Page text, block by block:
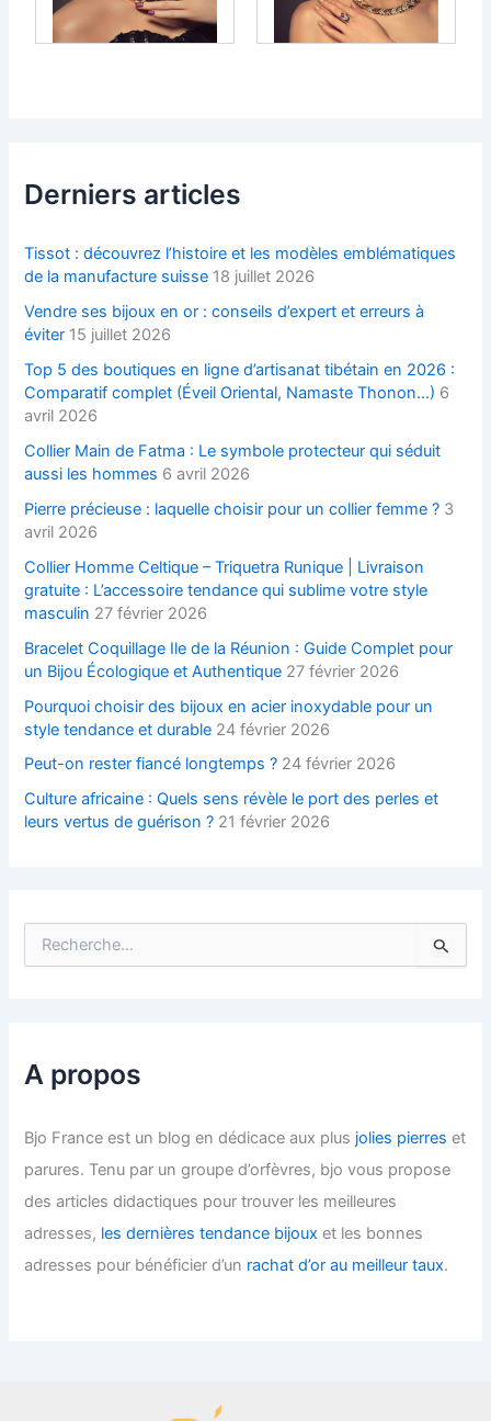
Derniers articles
Tissot : découvrez l’histoire et les modèles emblématiques
de la manufacture suisse 18 juillet 2026
Vendre ses bijoux en or : conseils d’expert et erreurs à
éviter 15 juillet 2026
Top 5 des boutiques en ligne d’artisanat tibétain en 2026 :
Comparatif complet (Éveil Oriental, Namaste Thonon…) 6
avril 2026
Collier Main de Fatma : Le symbole protecteur qui séduit
aussi les hommes 6 avril 2026
Pierre précieuse : laquelle choisir pour un collier femme ? 3
avril 2026
Collier Homme Celtique – Triquetra Runique | Livraison
gratuite : L’accessoire tendance qui sublime votre style
masculin 27 février 2026
Bracelet Coquillage Ile de la Réunion : Guide Complet pour
un Bijou Écologique et Authentique 27 février 2026
Pourquoi choisir des bijoux en acier inoxydable pour un
style tendance et durable 24 février 2026
Peut-on rester fiancé longtemps ? 24 février 2026
Culture africaine : Quels sens révèle le port des perles et
leurs vertus de guérison ? 21 février 2026
c
h
r
:
A propos
Bjo France est un blog en dédicace aux plus jolies pierres et
parures. Tenu par un groupe d’orfèvres, bjo vous propose
des articles didactiques pour trouver les meilleures
adresses, les dernières tendance bijoux et les bonnes
adresses pour bénéficier d’un rachat d’or au meilleur taux.